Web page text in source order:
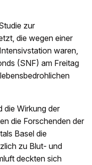
zur
die wegen einer
waren,
(SNF) am Freitag
die Wirkung der
die Forschenden der
Basel die
zu Blut- und
deckten sich